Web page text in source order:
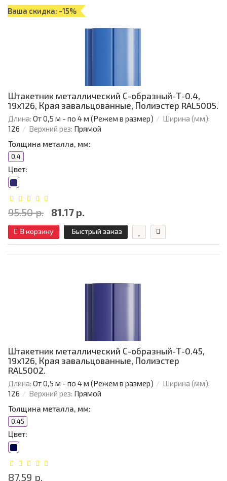
Ваша скидка: -15%
Штакетник металлический С-образный-Т-0.4,
19х126, Края завальцованные, Полиэстер RAL5005.
Длина: От 0,5 м - по 4 м (Режем в размер)
Ширина (мм):
126
Верхний рез: Прямой
Толщина металла, мм:
0.4
Цвет:
95.50 р. 81.17 р.
В корзину Быстрый заказ
Штакетник металлический С-образный-Т-0.45,
19х126, Края завальцованные, Полиэстер
RAL5002.
Длина: От 0,5 м - по 4 м (Режем в размер)
Ширина (мм):
126
Верхний рез: Прямой
Толщина металла, мм:
0.45
Цвет:
87.59 р.